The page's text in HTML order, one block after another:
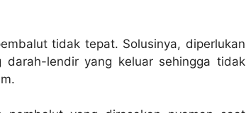
tidak tepat. Solusinya, diperlukan
darah-lendir yang keluar sehingga tidak